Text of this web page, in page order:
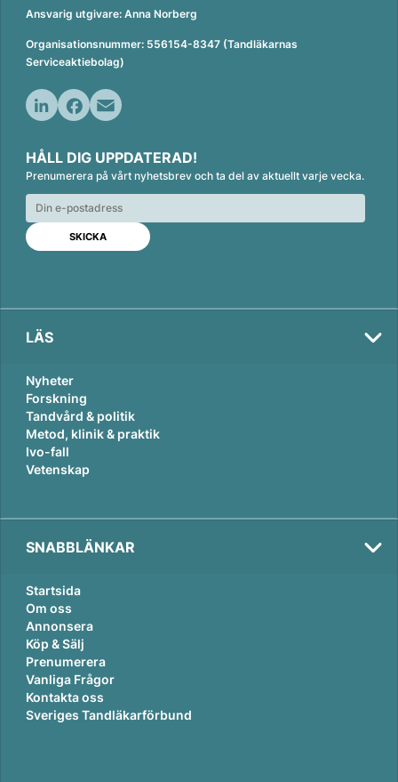
Ansvarig utgivare: Anna Norberg
Organisationsnummer: 556154-8347 (Tandläkarnas
Serviceaktiebolag)
n
k
e
d
n
c
e
b
o
o
k
a
i
l
HÅLL DIG UPPDATERAD!
Prenumerera på vårt nyhetsbrev och ta del av aktuellt varje vecka.
LÄS
Nyheter
Forskning
Tandvård & politik
Metod, klinik & praktik
Ivo-fall
Vetenskap
SNABBLÄNKAR
Startsida
Om oss
Annonsera
Köp & Sälj
Prenumerera
Vanliga Frågor
Kontakta oss
Sveriges Tandläkarförbund